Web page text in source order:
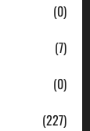
(0)
(7)
(0)
(227)